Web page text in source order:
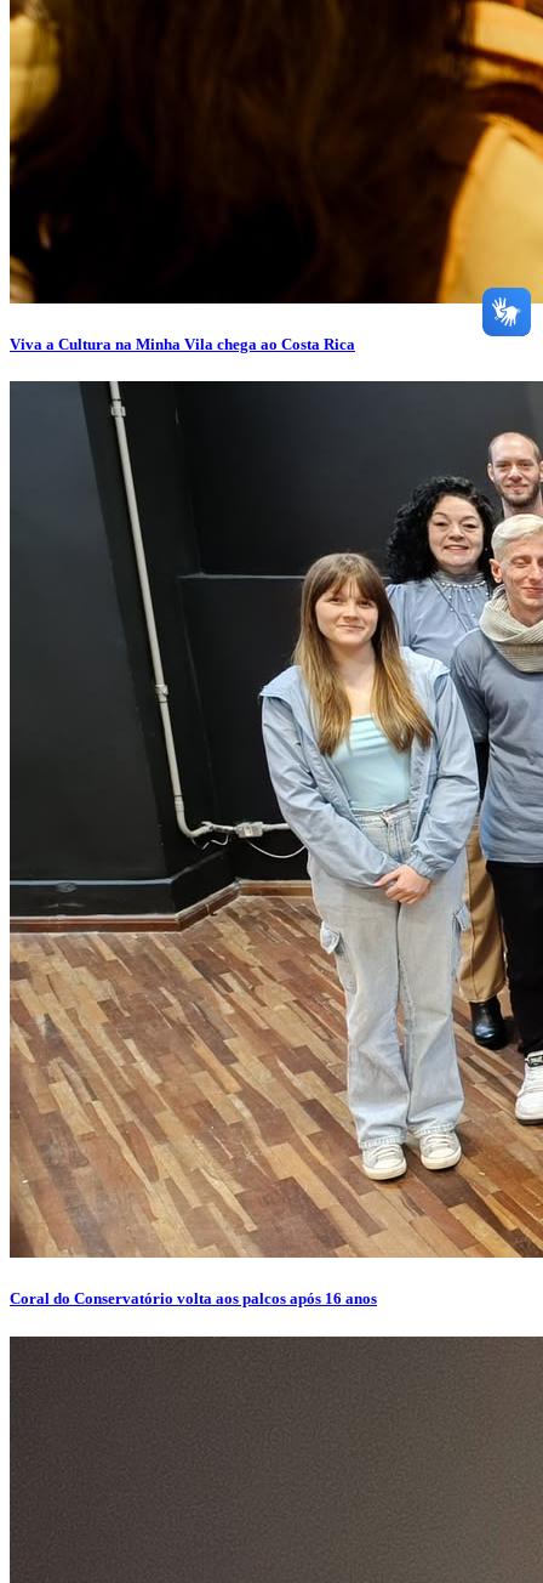
Viva a Cultura na Minha Vila chega ao Costa Rica
Coral do Conservatório volta aos palcos após 16 anos